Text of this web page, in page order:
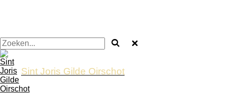
Sint Joris Gilde Oirschot